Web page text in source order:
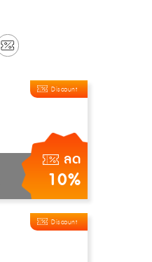
ลด
10%
Discount
Discount